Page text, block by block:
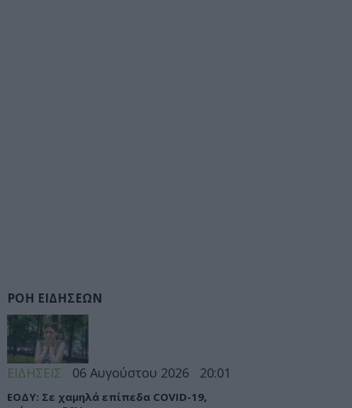
ΡΟΗ ΕΙΔΗΣΕΩΝ
ΕΙΔΗΣΕΙΣ 06 Αυγούστου 2026 20:01
ΕΟΔΥ: Σε χαμηλά επίπεδα COVID-19,